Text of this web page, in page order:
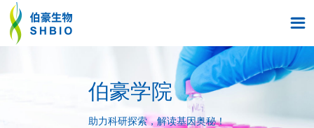

伯豪学院
助力科研探索，解读基因奥秘！